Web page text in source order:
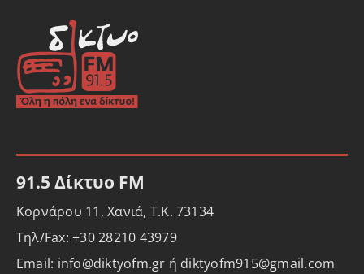
91.5 Δίκτυο FM
Κορνάρου 11, Χανιά, Τ.Κ. 73134
Τηλ/Fax: +30 28210 43979
Email: info@diktyofm.gr ή diktyofm915@gmail.com